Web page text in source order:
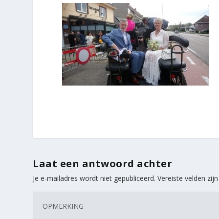
Laat een antwoord achter
Je e-mailadres wordt niet gepubliceerd. Vereiste velden